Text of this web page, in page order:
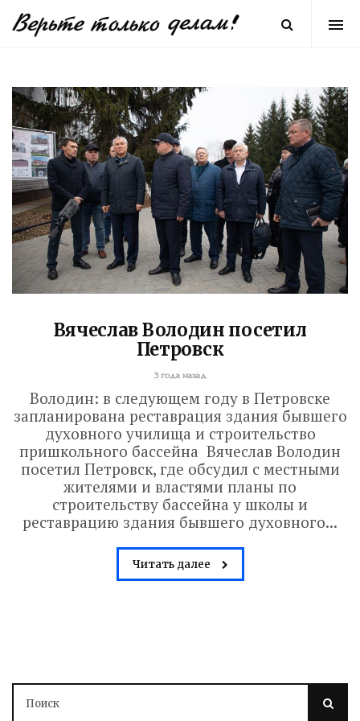
Вячеслав Володин посетил
Петровск
3 года назад
Володин: в следующем году в Петровске
запланирована реставрация здания бывшего
духовного училища и строительство
пришкольного бассейна Вячеслав Володин
посетил Петровск, где обсудил с местными
жителями и властями планы по
строительству бассейна у школы и
реставрацию здания бывшего духовного...
Читать далее